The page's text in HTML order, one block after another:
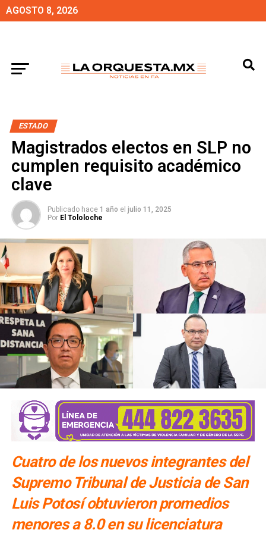
AGOSTO 8, 2026
ESTADO
Magistrados electos en SLP no
cumplen requisito académico
clave
Publicado hace 1 año el julio 11, 2025
Por El Tololoche
Cuatro de los nuevos integrantes del
Supremo Tribunal de Justicia de San
Luis Potosí obtuvieron promedios
menores a 8.0 en su licenciatura